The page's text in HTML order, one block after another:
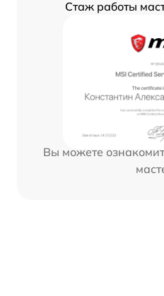
Стаж работы
Вы можете